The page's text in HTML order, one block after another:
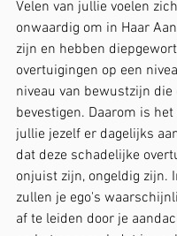
Velen van jullie voelen
onwaardig om in Haar
zijn en hebben
overtuigingen op een
niveau van bewustzijn die
bevestigen. Daarom is
jullie jezelf er dagelijks
dat deze schadelijke
onjuist zijn, ongeldig zijn.
zullen je ego's
af te leiden door je